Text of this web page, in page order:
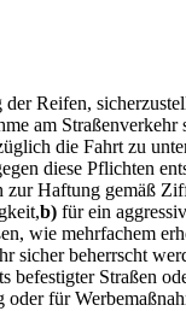
Reifen,
am
die Fahrt zu
diese Pflichten
zur Haftung gemäß
b) für ein
wie mehrfachem
sicher beherrscht
befestigter Straßen
oder für